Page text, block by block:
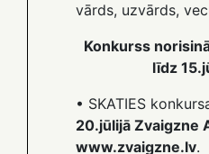
vārds, uzvārds,
Konkurss
līdz
• SKATIES
20.jūlijā Zvaigzne
www.zvaigzne.lv.